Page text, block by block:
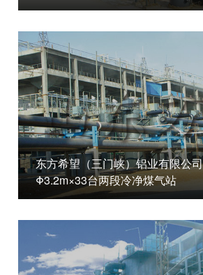
东方希望（三门峡）铝业有限公
Φ3.2m×33台两段冷净煤气站